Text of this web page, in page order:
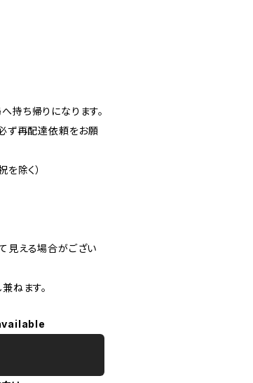
持ち帰りになります。
ず再配達依頼をお願
除く）
見える場合がござい
ねます。